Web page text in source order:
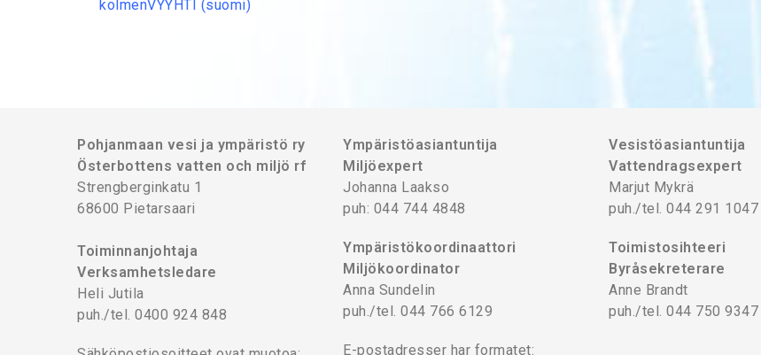
kolmenVYYHTI (suomi)
Pohjanmaan vesi ja ympäristö ry
Österbottens vatten och miljö rf
Strengberginkatu 1
68600 Pietarsaari
Toiminnanjohtaja
Verksamhetsledare
Heli Jutila
puh./tel. 0400 924 848
Ympäristöasiantuntija
Miljöexpert
Johanna Laakso
puh: 044 744 4848
Ympäristökoordinaattori
Miljökoordinator
Anna Sundelin
puh./tel. 044 766 6129
E-postadresser har formatet:
Vesistöasiantuntija
Vattendragsexpert
Marjut Mykrä
puh./tel. 044 291 1047
Toimistosihteeri
Byråsekreterare
Anne Brandt
puh./tel. 044 750 9347